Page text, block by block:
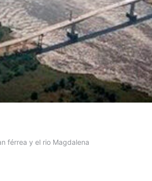
férrea y el rio Magdalena